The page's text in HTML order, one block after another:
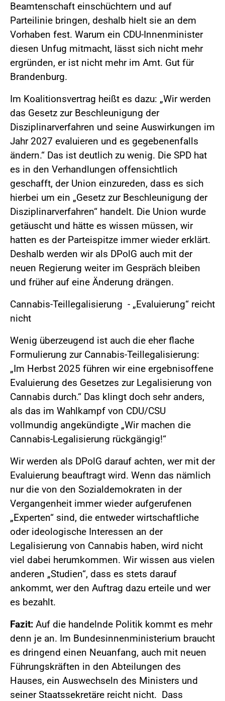
Beamtenschaft einschüchtern und auf
Parteilinie bringen, deshalb hielt sie an dem
Vorhaben fest. Warum ein CDU-Innenminister
diesen Unfug mitmacht, lässt sich nicht mehr
ergründen, er ist nicht mehr im Amt. Gut für
Brandenburg.
Im Koalitionsvertrag heißt es dazu: „Wir werden
das Gesetz zur Beschleunigung der
Disziplinarverfahren und seine Auswirkungen im
Jahr 2027 evaluieren und es gegebenenfalls
ändern.“ Das ist deutlich zu wenig. Die SPD hat
es in den Verhandlungen offensichtlich
geschafft, der Union einzureden, dass es sich
hierbei um ein „Gesetz zur Beschleunigung der
Disziplinarverfahren“ handelt. Die Union wurde
getäuscht und hätte es wissen müssen, wir
hatten es der Parteispitze immer wieder erklärt.
Deshalb werden wir als DPolG auch mit der
neuen Regierung weiter im Gespräch bleiben
und früher auf eine Änderung drängen.
Cannabis-Teillegalisierung - „Evaluierung“ reicht
nicht
Wenig überzeugend ist auch die eher flache
Formulierung zur Cannabis-Teillegalisierung:
„Im Herbst 2025 führen wir eine ergebnisoffene
Evaluierung des Gesetzes zur Legalisierung von
Cannabis durch.“ Das klingt doch sehr anders,
als das im Wahlkampf von CDU/CSU
vollmundig angekündigte „Wir machen die
Cannabis-Legalisierung rückgängig!“
Wir werden als DPolG darauf achten, wer mit der
Evaluierung beauftragt wird. Wenn das nämlich
nur die von den Sozialdemokraten in der
Vergangenheit immer wieder aufgerufenen
„Experten“ sind, die entweder wirtschaftliche
oder ideologische Interessen an der
Legalisierung von Cannabis haben, wird nicht
viel dabei herumkommen. Wir wissen aus vielen
anderen „Studien“, dass es stets darauf
ankommt, wer den Auftrag dazu erteile und wer
es bezahlt.
Fazit: Auf die handelnde Politik kommt es mehr
denn je an. Im Bundesinnenministerium braucht
es dringend einen Neuanfang, auch mit neuen
Führungskräften in den Abteilungen des
Hauses, ein Auswechseln des Ministers und
seiner Staatssekretäre reicht nicht. Dass